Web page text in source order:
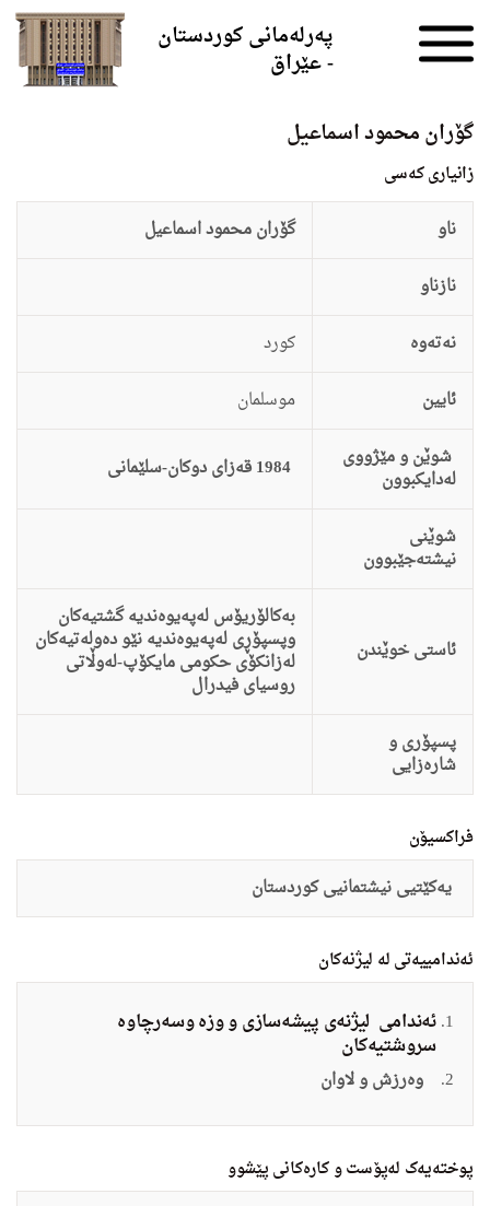
پەرلەمانی کوردستان
- عێراق
گۆران محمود اسماعیل
زانيارى کەسی
ناو
گۆران محمود اسماعیل
نازناو
نەتەوە
كورد
ئایین
موسلمان
شوێن و مێژووی
لەدایکبوون
شوێنی
نیشتەجێبوون
ئاستى خوێندن
بەکالۆریۆس لەپەیوەندیە گشتیەکان
وپسپۆڕى لەپەیوەندیە نێو دەولەتیەکان
لەزانکۆى حکومى مایکۆپ-لەوڵاتى
روسیاى فیدرال
پسپۆری و
شارەزایی
فراکسیۆن
یەکێتیى نیشتمانیى کوردستان
ئەندامییەتی لە لیژنەکان
ئەندامی لیژنەى پیشەسازى و وزە وسەرچاوە
سروشتیەکان
وەرزش و لاوان
پوختەیەک لەپۆست و کارەکانی پێشوو